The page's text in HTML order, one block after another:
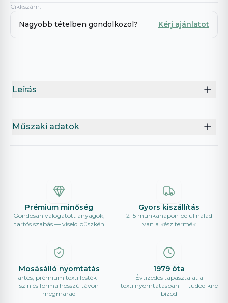
Cikkszám: -
Nagyobb tételben gondolkozol? Kérj ajánlatot
Leírás
Műszaki adatok
Prémium minőség
Gondosan válogatott anyagok,
tartós szabás — viseld büszkén
Gyors kiszállítás
2–5 munkanapon belül nálad
van a kész termék
Mosásálló nyomtatás
Tartós, prémium textilfesték —
szín és forma hosszú távon
megmarad
1979 óta
Évtizedes tapasztalat a
textilnyomtatásban — tudod kire
bízod